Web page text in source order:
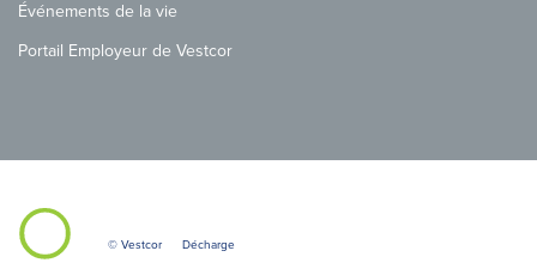
Événements de la vie
Portail Employeur de Vestcor
© Vestcor Décharge